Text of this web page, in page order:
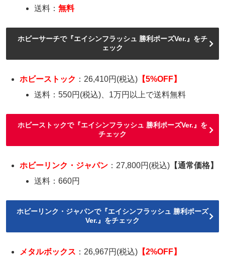
送料：無料
ホビーサーチで『エイシンフラッシュ 勝利ポーズVer.』をチ
ェック
ホビーストック ：26,410円(税込) 【5%OFF】
送料：550円(税込)、1万円以上で送料無料
ホビーストックで『エイシンフラッシュ 勝利ポーズVer.』を
チェック
ホビーリンク・ジャパン ：27,800円(税込) 【通常価格】
送料：660円
ホビーリンク・ジャパンで『エイシンフラッシュ 勝利ポーズ
Ver.』をチェック
メタルボックス ：26,967円(税込) 【2%OFF】